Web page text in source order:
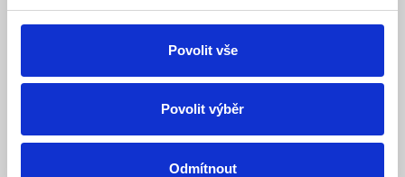
Povolit vše
Povolit výběr
Odmítnout
Do košíku